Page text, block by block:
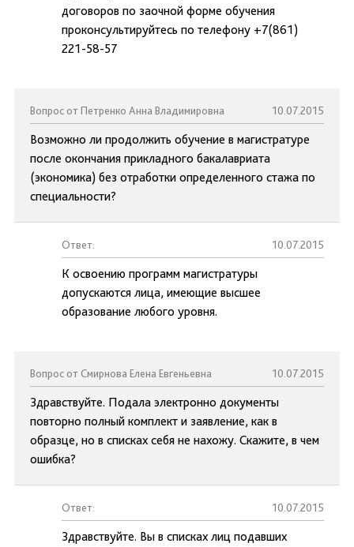
договоров по заочной форме обучения
проконсультируйтесь по телефону +7(861)
221-58-57
Вопрос от Петренко Анна Владимировна 10.07.2015
Возможно ли продолжить обучение в магистратуре
после окончания прикладного бакалавриата
(экономика) без отработки определенного стажа по
специальности?
Ответ: 10.07.2015
К освоению программ магистратуры
допускаются лица, имеющие высшее
образование любого уровня.
Вопрос от Смирнова Елена Евгеньевна 10.07.2015
Здравствуйте. Подала электронно документы
повторно полный комплект и заявление, как в
образце, но в списках себя не нахожу. Скажите, в чем
ошибка?
Ответ: 10.07.2015
Здравствуйте. Вы в списках лиц подавших